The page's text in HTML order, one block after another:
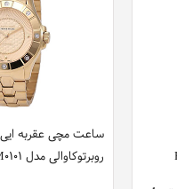
ساعت مچی عقربه ایی
روبرتوکاوالی مدل RV2L008M0101